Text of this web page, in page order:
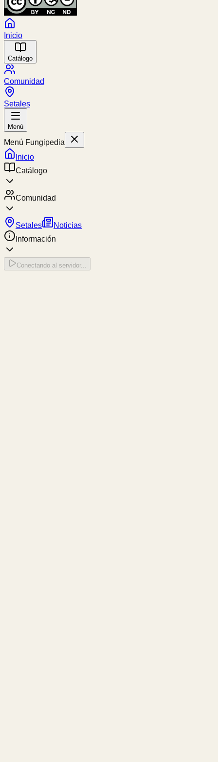
Inicio
Catálogo
Comunidad
Setales
Menú
Menú Fungipedia
Inicio
Catálogo
Comunidad
Setales
Noticias
Información
Conectando al servidor...